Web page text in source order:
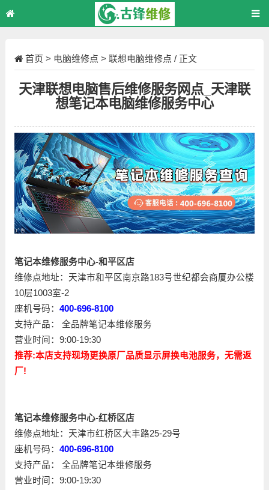
首页 > 电脑维修点 > 联想电脑维修点 / 正文
天津联想电脑售后维修服务网点_天津联
想笔记本电脑维修服务中心
笔记本维修服务中心-和平区店
维修点地址：天津市和平区南京路183号世纪都会商厦办公楼
10层1003室-2
座机号码： 400-696-8100
支持产品： 全品牌笔记本维修服务
营业时间：9:00-19:30
推荐:本店支持现场更换原厂品质显示屏换电池服务，无需返
厂!
笔记本维修服务中心-红桥区店
维修点地址：天津市红桥区大丰路25-29号
座机号码： 400-696-8100
支持产品： 全品牌笔记本维修服务
营业时间：9:00-19:30